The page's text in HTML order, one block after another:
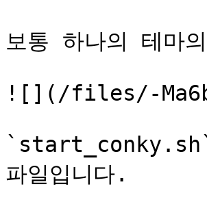
보통 하나의 테마
![](/files/-
`start_conky.sh`
파일입니다.